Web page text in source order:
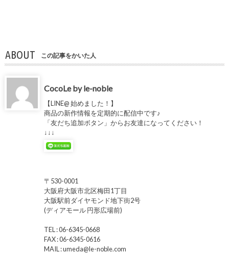
ABOUT この記事をかいた人
CocoLe by le-noble
【LINE@ 始めました！】
商品の新作情報を定期的に配信中です♪
「友だち追加ボタン」からお友達になってください！
↓↓↓
〒530-0001
大阪府大阪市北区梅田1丁目
大阪駅前ダイヤモンド地下街2号
(ディアモール 円形広場前)
TEL : 06-6345-0668
FAX : 06-6345-0616
MAIL : umeda@le-noble.com